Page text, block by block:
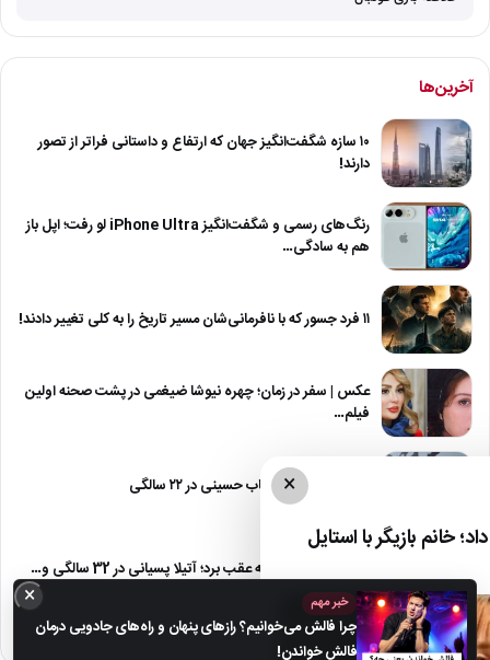
آخرین‌ها
۱۰ سازه شگفت‌انگیز جهان که ارتفاع و داستانی فراتر از تصور
دارند!
رنگ‌های رسمی و شگفت‌انگیز iPhone Ultra لو رفت؛ اپل باز
هم به سادگی…
۱۱ فرد جسور که با نافرمانی‌شان مسیر تاریخ را به کلی تغییر دادند!
عکس | سفر در زمان؛ چهره نیوشا ضیغمی در پشت صحنه اولین
فیلم…
تغییر چهره پسر شهاب حسینی در ۲۲ سالگی
چهره‌ای که زمان را به عقب برد؛ آتیلا پسیانی در 32 سالگی و…
×
خانم بازیگر با استایل
×
خبر مهم
چرا فالش می‌خوانیم؟ رازهای پنهان و راه‌های جادویی درمان
فالش خواندن!